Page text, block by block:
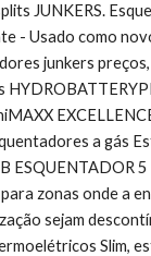
JUNKERS.
- Usado como
junkers
a gás
ESQUENTADOR
zonas onde a
sejam
Slim,